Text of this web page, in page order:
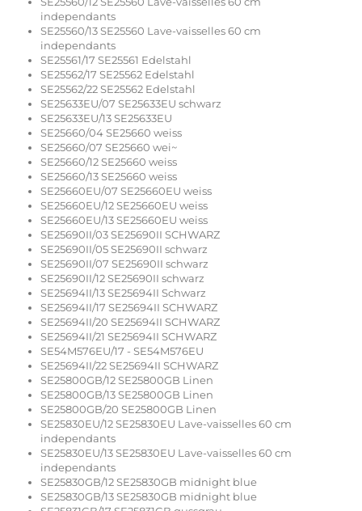
independants
SE25560/13 SE25560 Lave-vaisselles 60 cm
independants
SE25561/17 SE25561 Edelstahl
SE25562/17 SE25562 Edelstahl
SE25562/22 SE25562 Edelstahl
SE25633EU/07 SE25633EU schwarz
SE25633EU/13 SE25633EU
SE25660/04 SE25660 weiss
SE25660/07 SE25660 wei~
SE25660/12 SE25660 weiss
SE25660/13 SE25660 weiss
SE25660EU/07 SE25660EU weiss
SE25660EU/12 SE25660EU weiss
SE25660EU/13 SE25660EU weiss
SE25690II/03 SE25690II SCHWARZ
SE25690II/05 SE25690II schwarz
SE25690II/07 SE25690II schwarz
SE25690II/12 SE25690II schwarz
SE25694II/13 SE25694II Schwarz
SE25694II/17 SE25694II SCHWARZ
SE25694II/20 SE25694II SCHWARZ
SE25694II/21 SE25694II SCHWARZ
SE54M576EU/17 - SE54M576EU
SE25694II/22 SE25694II SCHWARZ
SE25800GB/12 SE25800GB Linen
SE25800GB/13 SE25800GB Linen
SE25800GB/20 SE25800GB Linen
SE25830EU/12 SE25830EU Lave-vaisselles 60 cm
independants
SE25830EU/13 SE25830EU Lave-vaisselles 60 cm
independants
SE25830GB/12 SE25830GB midnight blue
SE25830GB/13 SE25830GB midnight blue